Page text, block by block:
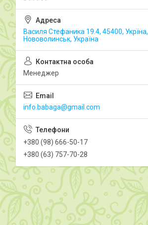
Василя Стефаника 19.4, 45400, Укрїна,
Нововолинськ, Україна
Менеджер
info.babaga@gmail.com
+380 (98) 666-50-17
+380 (63) 757-70-28